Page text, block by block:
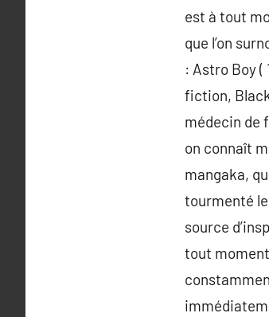
est à tout
que l’on
: Astro Boy
fiction,
médecin de
on connaît
mangaka,
tourmenté
source
tout